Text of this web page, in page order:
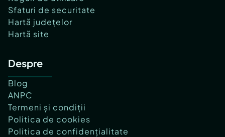
Sfaturi de securitate
Hartă județelor
Hartă site
Despre
Blog
ANPC
Termeni și condiții
Politica de cookies
Politica de confidențialitate